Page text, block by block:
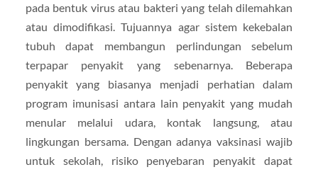
pada bentuk virus atau bakteri yang telah dilemahkan
atau dimodifikasi. Tujuannya agar sistem kekebalan
tubuh dapat membangun perlindungan sebelum
terpapar penyakit yang sebenarnya. Beberapa
penyakit yang biasanya menjadi perhatian dalam
program imunisasi antara lain penyakit yang mudah
menular melalui udara, kontak langsung, atau
lingkungan bersama. Dengan adanya vaksinasi wajib
untuk sekolah, risiko penyebaran penyakit dapat